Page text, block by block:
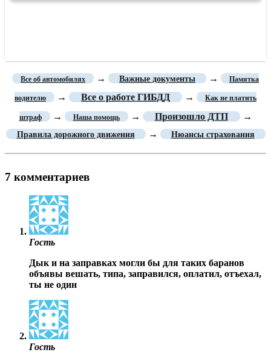
Все об автомобилях → Важные документы → Памятка
водителю → Все о работе ГИБДД → Как не платить
штраф → Наша помощь → Произошло ДТП →
Правила дорожного движения → Нюансы страхования
7 комментариев
Гость
Дык и на заправках могли бы для таких баранов
объявы вешать, типа, заправился, оплатил, отъехал,
ты не один
Гость